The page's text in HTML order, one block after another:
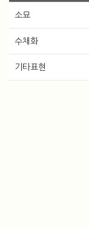
소묘
수채화
기타표현